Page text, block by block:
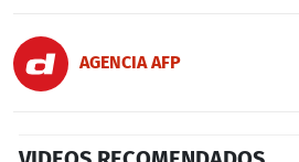
AGENCIA AFP